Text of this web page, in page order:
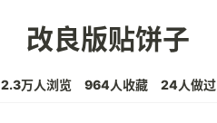
改良版贴饼子
2.3万人浏览 964人收藏 24人做过